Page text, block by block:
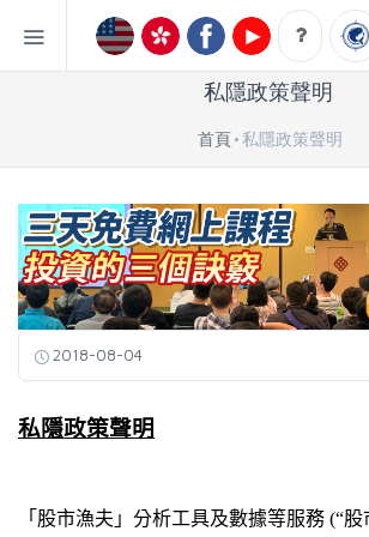
私隱政策聲明
首頁 私隱政策聲明
2018-08-04
私隱政策聲明
「股市漁夫」分析工具及數據等服務 (“股